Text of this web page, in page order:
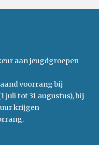
aan jeugdgroepen
voorrang bij
juli tot31 augustus), bij
krijgen